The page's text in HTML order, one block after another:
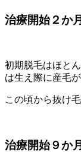
治療開始２か
初期脱毛はほと
は生え際に産毛
この頃から抜け
治療開始９か